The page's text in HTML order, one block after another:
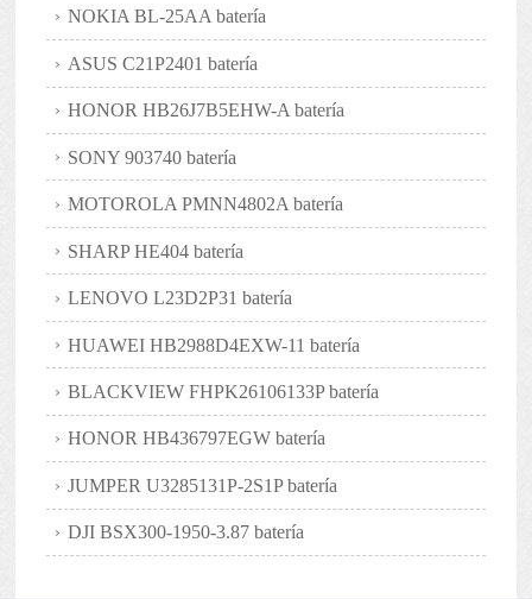
NOKIA BL-25AA batería
ASUS C21P2401 batería
HONOR HB26J7B5EHW-A batería
SONY 903740 batería
MOTOROLA PMNN4802A batería
SHARP HE404 batería
LENOVO L23D2P31 batería
HUAWEI HB2988D4EXW-11 batería
BLACKVIEW FHPK26106133P batería
HONOR HB436797EGW batería
JUMPER U3285131P-2S1P batería
DJI BSX300-1950-3.87 batería